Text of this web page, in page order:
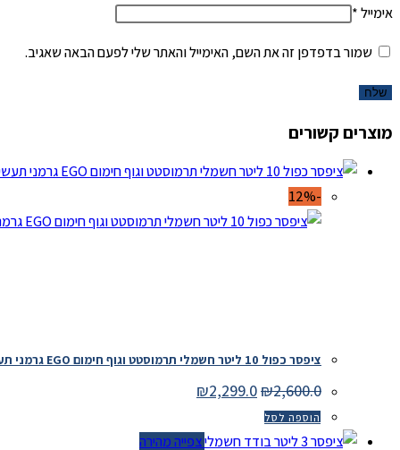
אימייל*
שמור בדפדפן זה את השם, האימייל והאתר שלי לפעם הבאה שאגיב.
מוצרים קשורים
ציפסר כפול 10 ליטר חשמלי תרמוסטט וגוף חימום EGO גרמני תעשייתי
₪2,600.0 המחיר
המקורי
היה:
₪2,600.0.
₪2,299.0 המחיר
הנוכחי
₪2,299.0.
הוספה לסל
צפייה מהירה